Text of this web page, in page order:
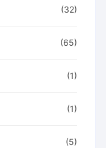
(32)
(65)
(1)
(1)
(5)